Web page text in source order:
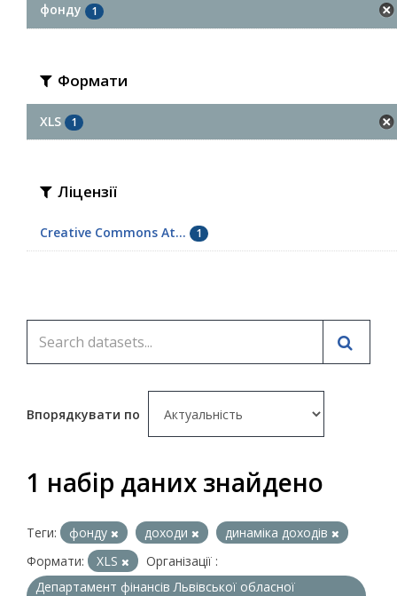
фонду 1
Формати
XLS 1
Ліцензії
Creative Commons At... 1
Впорядкувати по
1 набір даних знайдено
Теги: фонду доходи
динаміка доходів
Формати:
XLS
Організації :
Департамент фінансів Львівської обласної